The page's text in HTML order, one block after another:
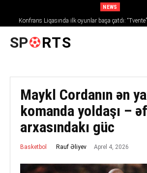
NEWS
Konfrans Liqasında ilk oyunlar başa çatdı:
SP RTS
Maykl Cordanın ən
komanda yoldaşı –
arxasındakı güc
Basketbol Rauf Əliyev Aprel 4, 2026